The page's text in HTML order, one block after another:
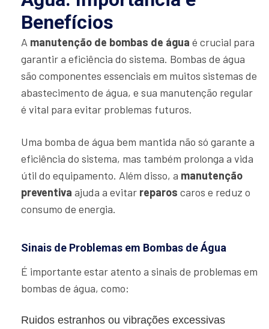
Benefícios
A manutenção de bombas de água é crucial para
garantir a eficiência do sistema. Bombas de água
são componentes essenciais em muitos sistemas de
abastecimento de água, e sua manutenção regular
é vital para evitar problemas futuros.
Uma bomba de água bem mantida não só garante a
eficiência do sistema, mas também prolonga a vida
útil do equipamento. Além disso, a manutenção
preventiva ajuda a evitar reparos caros e reduz o
consumo de energia.
Sinais de Problemas em Bombas de Água
É importante estar atento a sinais de problemas em
bombas de água, como:
Ruidos estranhos ou vibrações excessivas